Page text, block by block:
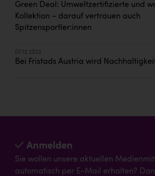
Green Deal: Umweltzertifizierte und
Kollektion – darauf vertrauen auch
Spitzensportler:innen
07.12.2022
Bei Fristads Austria wird
Anmelden
Sie wollen unsere aktuellen
automatisch per E-Mail erhalten?